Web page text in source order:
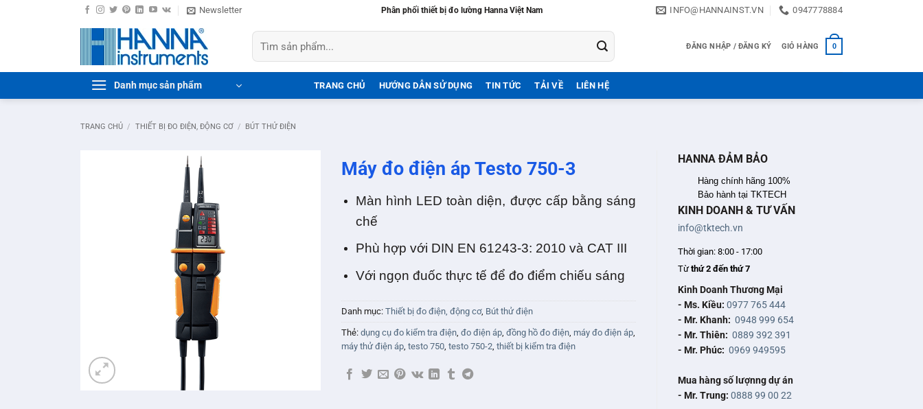
Newsletter Phân phối thiết bị đo lường Hanna Việt Nam INFO@HANNAINST.VN 0947778884
Tìm
kiếm:
ĐĂNG NHẬP / ĐĂNG KÝ GIỎ HÀNG 0
Danh mục sản phẩm TRANG CHỦ HƯỚNG DẪN SỬ DỤNG TIN TỨC TẢI VỀ LIÊN HỆ
TRANG CHỦ / THIẾT BỊ ĐO ĐIỆN, ĐỘNG CƠ / BÚT THỬ ĐIỆN
Máy đo điện áp Testo 750-3
Màn hình LED toàn diện, được cấp bằng sáng
chế
Phù hợp với DIN EN 61243-3: 2010 và CAT III
Với ngọn đuốc thực tế để đo điểm chiếu sáng
Danh mục: Thiết bị đo điện, động cơ, Bút thử điện
Thẻ: dụng cụ đo kiểm tra điện đo điện áp đồng hồ đo điện máy đo điện áp
máy thử điện áp testo 750 testo 750-2 thiết bị kiểm tra điện
HANNA ĐẢM BẢO
Hàng chính hãng 100%
Bảo hành tại TKTECH
KINH DOANH & TƯ VẤN
info@tktech.vn
Thời gian: 8:00 - 17:00
Từthứ 2 đến thứ 7
Kinh Doanh Thương Mại
- Ms. Kiều: 0977 765 444
- Mr. Khanh: 0948 999 654
- Mr. Thiên: 0889 392 391
- Mr. Phúc: 0969 949595
Mua hàng số lượnng dự án
- Mr. Trung: 0888 99 00 22